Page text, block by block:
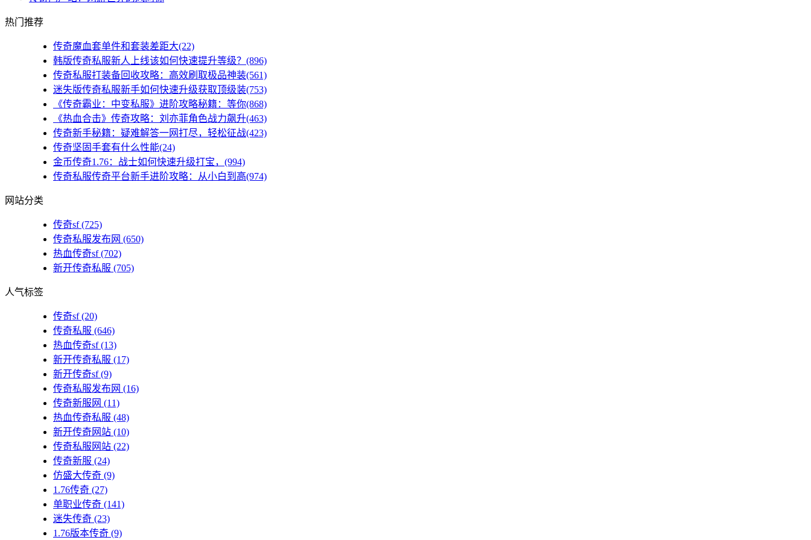
热门推荐
传奇魔血套单件和套装差距大(22)
韩版传奇私服新人上线该如何快速提升等级？(896)
传奇私服打装备回收攻略：高效刷取极品神装(561)
迷失版传奇私服新手如何快速升级获取顶级装(753)
《传奇霸业：中变私服》进阶攻略秘籍：等你(868)
《热血合击》传奇攻略：刘亦菲角色战力飙升(463)
传奇新手秘籍：疑难解答一网打尽，轻松征战(423)
传奇坚固手套有什么性能(24)
金币传奇1.76：战士如何快速升级打宝，(994)
传奇私服传奇平台新手进阶攻略：从小白到高(974)
网站分类
传奇sf(725)
传奇私服发布网 (650)
热血传奇sf(702)
新开传奇私服 (705)
人气标签
传奇sf(20)
传奇私服 (646)
热血传奇sf(13)
新开传奇私服 (17)
新开传奇sf(9)
传奇私服发布网 (16)
传奇新服网 (11)
热血传奇私服 (48)
新开传奇网站 (10)
传奇私服网站 (22)
传奇新服 (24)
仿盛大传奇 (9)
1.76传奇 (27)
单职业传奇 (141)
迷失传奇 (23)
1.76版本传奇 (9)